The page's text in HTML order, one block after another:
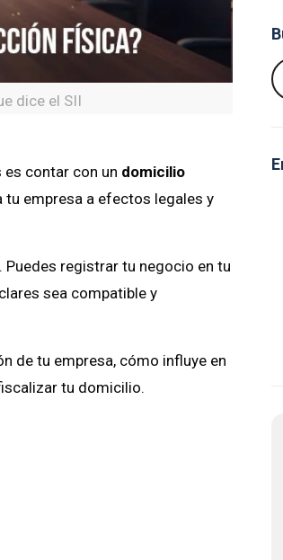
dice el SII
contar con un domicilio
tu empresa a efectos legales y
registrar tu negocio en tu
sea compatible y
de tu empresa, cómo influye en
tu domicilio.